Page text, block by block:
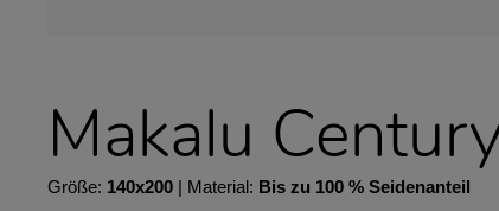
Makalu
Größe: 140x200 | Material: Bis zu 100 % Seidenanteil